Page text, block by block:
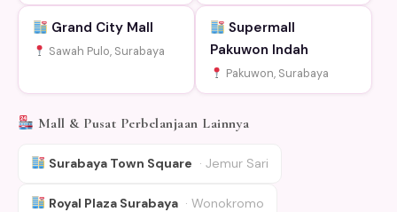
Grand City Mall
Sawah Pulo, Surabaya
Supermall
Pakuwon Indah
Pakuwon, Surabaya
Mall & Pusat Perbelanjaan Lainnya
Surabaya Town Square · Jemur Sari
Royal Plaza Surabaya · Wonokromo